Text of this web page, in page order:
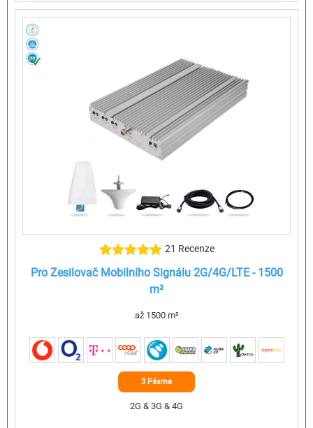
21 Recenze
Pro Zesilovač Mobilního Signálu 2G/4G/LTE - 1500
m²
až 1500 m²
3 Pásma
2G & 3G & 4G